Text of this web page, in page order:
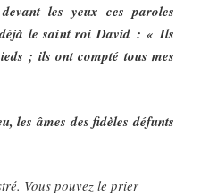
les yeux ces paroles
le saint roi David : « Ils
; ils ont compté tous mes
les âmes des fidèles défunts
Vous pouvez le prier